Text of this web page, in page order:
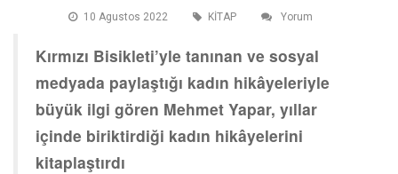
10 Agustos 2022 KİTAP Yorum
Kırmızı Bisikleti’yle tanınan ve sosyal
medyada paylaştığı kadın hikâyeleriyle
büyük ilgi gören Mehmet Yapar, yıllar
içinde biriktirdiği kadın hikâyelerini
kitaplaştırdı